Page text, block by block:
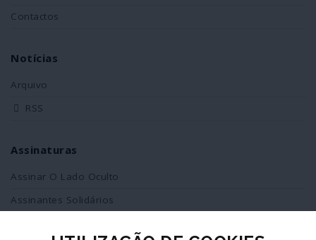
Contactos
Notícias
Arquivo
RSS
Assinaturas
Assinar O Lado Oculto
Assinantes Solidários